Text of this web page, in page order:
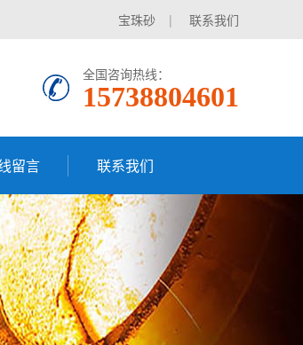
宝珠砂 | 联系我们
全国咨询热线：
15738804601
留言 联系我们